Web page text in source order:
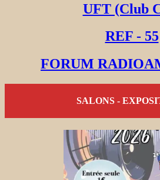
UFT (Club
REF - 55
FORUM
SALONS -